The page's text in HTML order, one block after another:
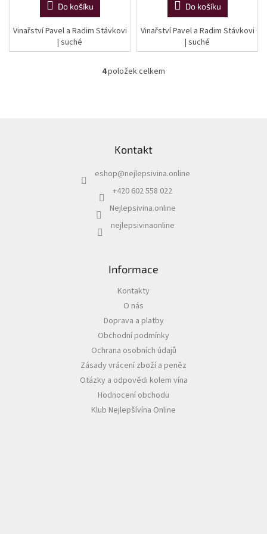
Do košíku
Vinařství Pavel a Radim Stávkovi
| suché
Do košíku
Vinařství Pavel a Radim Stávkovi
| suché
O
c
í
r
v
y
v
s
4položek celkem
Kontakt
eshop@nejlepsivina.online
+420 602 558 022
Nejlepsivina.online
nejlepsivinaonline
Informace
Kontakty
O nás
Doprava a platby
Obchodní podmínky
Ochrana osobních údajů
Zásady vrácení zboží a peněz
Otázky a odpovědi kolem vína
Hodnocení obchodu
Klub Nejlepšívína Online